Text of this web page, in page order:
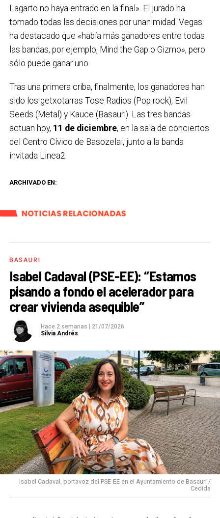
Lagarto no haya entrado en la final». El jurado ha
tomado todas las decisiones por unanimidad. Vegas
ha destacado que «había más ganadores entre todas
las bandas, por ejemplo, Mind the Gap o Gizmo», pero
sólo puede ganar uno.
Tras una primera criba, finalmente, los ganadores han
sido los getxotarras Tose Radios (Pop rock), Evil
Seeds (Metal) y Kauce (Basauri). Las tres bandas
actuan hoy, 11 de diciembre, en la sala de conciertos
del Centro Cívico de Basozelai, junto a la banda
invitada Linea2.
ARCHIVADO EN:
NOTICIAS RELACIONADAS
BASAURI
Isabel Cadaval (PSE-EE): “Estamos
pisando a fondo el acelerador para
crear vivienda asequible”
Hace 2 semanas
21/07/2026
Silvia Andrés
Isabel Cadaval, portavoz del PSE-EE en el Ayuntamiento de Basauri /
Cedida